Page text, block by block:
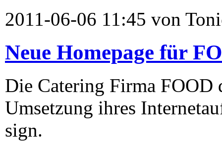
2011-06-06 11:45 von
Neue Homepage für
Die Catering Firma FOOD
Umsetzung ihres
sign.